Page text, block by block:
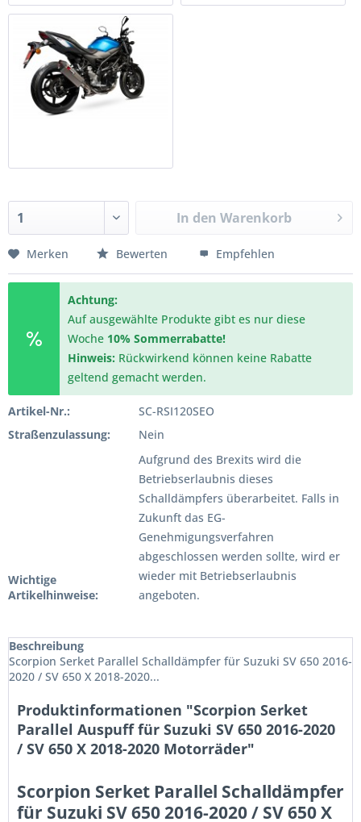
In den Warenkorb
Merken Bewerten Empfehlen
Achtung:
Auf ausgewählte Produkte gibt es nur diese
Woche 10% Sommerrabatte!
Hinweis: Rückwirkend können keine Rabatte
geltend gemacht werden.
Artikel-Nr.:
SC-RSI120SEO
Straßenzulassung:
Nein
Wichtige
Artikelhinweise:
Aufgrund des Brexits wird die
Betriebserlaubnis dieses
Schalldämpfers überarbeitet. Falls in
Zukunft das EG-
Genehmigungsverfahren
abgeschlossen werden sollte, wird er
wieder mit Betriebserlaubnis
angeboten.
Beschreibung
Scorpion Serket Parallel Schalldämpfer für Suzuki SV 650 2016-
2020 / SV 650 X 2018-2020...
Produktinformationen "Scorpion Serket
Parallel Auspuff für Suzuki SV 650 2016-2020
/ SV 650 X 2018-2020 Motorräder"
Scorpion Serket Parallel Schalldämpfer
für Suzuki SV 650 2016-2020 / SV 650 X